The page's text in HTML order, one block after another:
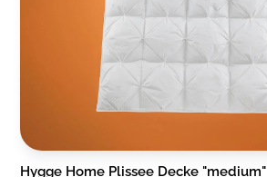
Hygge Home Plissee Decke "medium"